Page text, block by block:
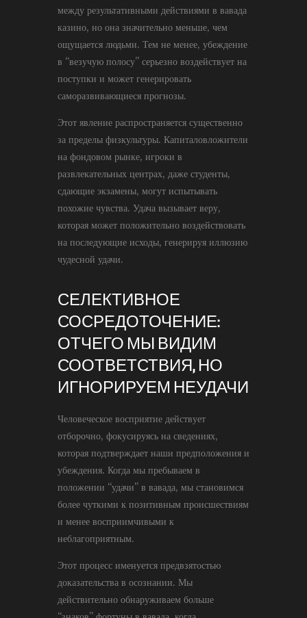
между результативными действиями в вавада
казино, но она значительно меньше, чем
ощущается людьми. Тем не менее, убеждение
в “везучую полосу” серьезно воздействует на
поступки и может генерировать
саморазвивающиеся прогнозы.
Этот явление распространяется существенно
за пределы физкультуры. Капиталовложители
на фондовом рынке, игроки в
развлекательных центрах, даже студенты,
сдающие экзамены, могут испытывать
похожие чувства. Удача вызывает веру,
которая может положительно воздействовать
на последующие исходы, генерируя иллюзию
чудесной удачи.
СЕЛЕКТИВНОЕ
СОСРЕДОТОЧЕНИЕ:
ОТЧЕГО МЫ ВИДИМ
СООТВЕТСТВИЯ, НО
ИГНОРИРУЕМ НЕУДАЧИ
Человеческое восприятие действует
отборочно, фокусируясь на сведениях,
которая подтверждает наши предположения и
убеждения. Когда мы пребываем в
положении “удачи” в вавада, мы становимся
более чуткими к позитивным происшествиям
и менее восприимчивыми к
неблагоприятным.
Этот процесс именуется предвзятостью
доказательства в осознании. Мы
действительно обнаруживаем больше